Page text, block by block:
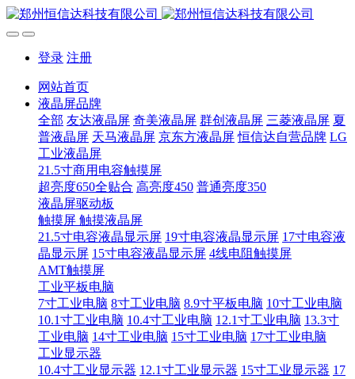
登录 注册
网站首页
液晶屏品牌
全部 友达液晶屏 奇美液晶屏 群创液晶屏 三菱液晶屏 夏
普液晶屏 天马液晶屏 京东方液晶屏 恒信达自营品牌 LG
工业液晶屏
21.5寸商用电容触摸屏
超亮度650全贴合 高亮度450 普通亮度350
液晶屏驱动板
触摸屏 触摸液晶屏
21.5寸电容液晶显示屏 19寸电容液晶显示屏 17寸电容液
晶显示屏 15寸电容液晶显示屏 4线电阻触摸屏
AMT触摸屏
工业平板电脑
7寸工业电脑 8寸工业电脑 8.9寸平板电脑 10寸工业电脑
10.1寸工业电脑 10.4寸工业电脑 12.1寸工业电脑 13.3寸
工业电脑 14寸工业电脑 15寸工业电脑 17寸工业电脑
工业显示器
10.4寸工业显示器 12.1寸工业显示器 15寸工业显示器 17